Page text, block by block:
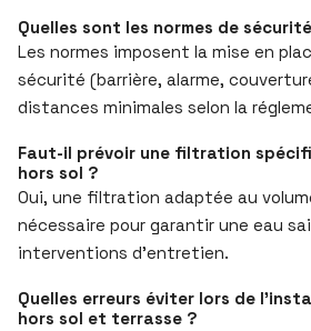
Quelles sont les normes de
Les normes imposent la mise en
sécurité (barrière, alarme,
distances minimales selon la
Faut-il prévoir une filtration
hors sol ?
Oui, une filtration adaptée au
nécessaire pour garantir une eau
interventions d’entretien.
Quelles erreurs éviter lors de
hors sol et terrasse ?